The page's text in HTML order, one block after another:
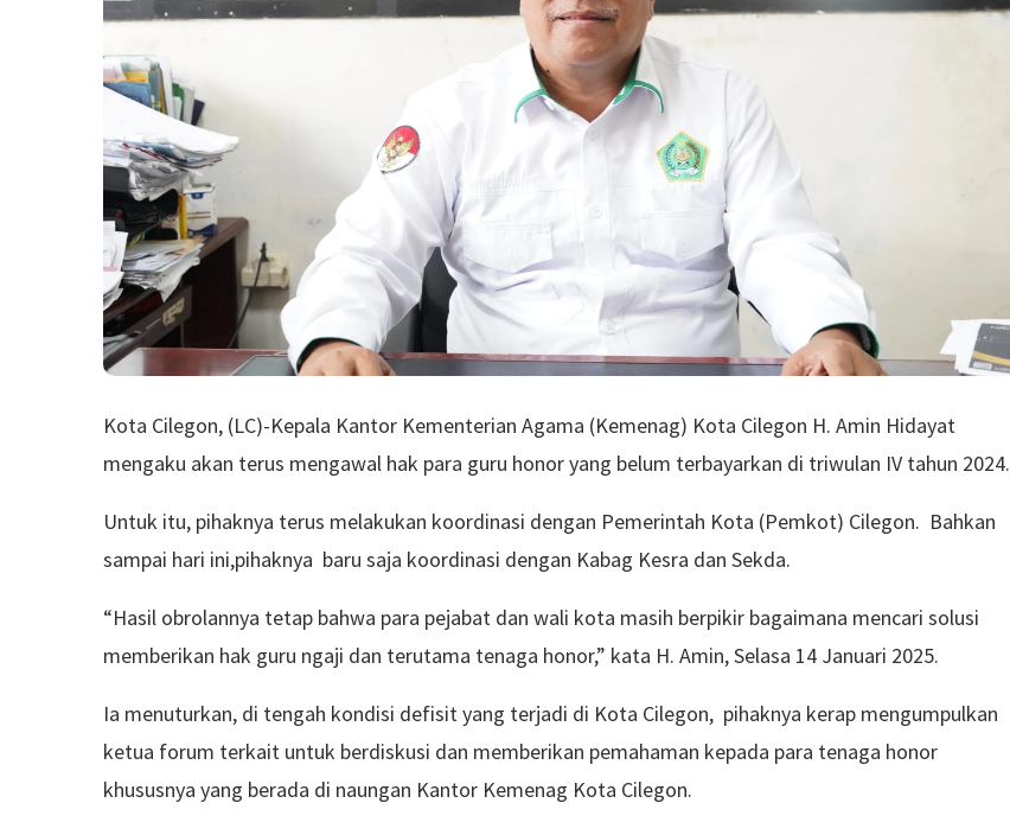
Kota Cilegon, (LC)-Kepala Kantor Kementerian Agama (Kemenag) Kota Cilegon H. Amin Hidayat
mengaku akan terus mengawal hak para guru honor yang belum terbayarkan di triwulan IV tahun 2024.
Untuk itu, pihaknya terus melakukan koordinasi dengan Pemerintah Kota (Pemkot) Cilegon. Bahkan
sampai hari ini,pihaknya baru saja koordinasi dengan Kabag Kesra dan Sekda.
“Hasil obrolannya tetap bahwa para pejabat dan wali kota masih berpikir bagaimana mencari solusi
memberikan hak guru ngaji dan terutama tenaga honor,” kata H. Amin, Selasa 14 Januari 2025.
Ia menuturkan, di tengah kondisi defisit yang terjadi di Kota Cilegon, pihaknya kerap mengumpulkan
ketua forum terkait untuk berdiskusi dan memberikan pemahaman kepada para tenaga honor
khususnya yang berada di naungan Kantor Kemenag Kota Cilegon.